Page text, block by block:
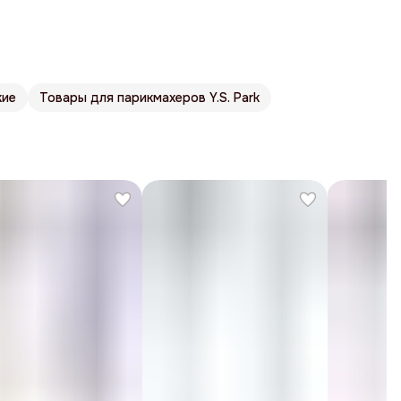
Товары для парикмахеров Y.S. Park